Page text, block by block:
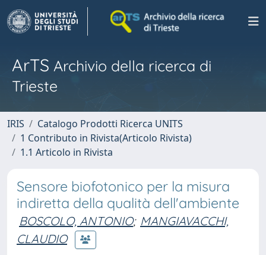
ArTS Archivio della ricerca di
Trieste
IRIS
Catalogo Prodotti Ricerca UNITS
1 Contributo in Rivista(Articolo Rivista)
1.1 Articolo in Rivista
Sensore biofotonico per la misura
indiretta della qualità dell'ambiente
BOSCOLO, ANTONIO; MANGIAVACCHI,
CLAUDIO